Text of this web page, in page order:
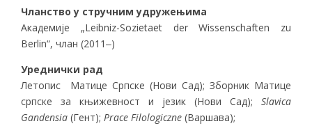
Чланство у стручним удружењима
Академије „Leibniz-Sozietaet der Wissenschaften zu
Berlin“, члан (2011‒)
Уреднички рад
Летопис Матице Српске (Нови Сад); Зборник Матице
српске за књижевност и језик (Нови Сад); Slavica
Gandensia (Гент); Prace Filologiczne (Варшава);